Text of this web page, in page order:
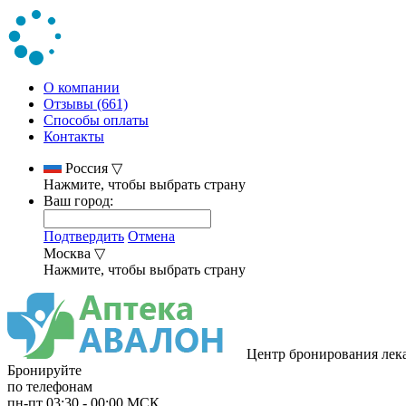
О компании
Отзывы (661)
Способы оплаты
Контакты
Россия ▽
Нажмите, чтобы выбрать страну
Ваш город:
Подтвердить Отмена
Москва ▽
Нажмите, чтобы выбрать страну
Центр бронирования
Бронируйте
по телефонам
пн-пт 03:30 - 00:00 МСК